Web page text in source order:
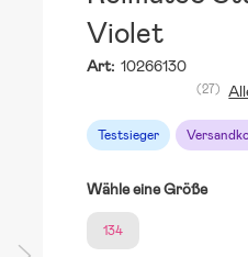
Violet
Art: 10266130
Testsieger
(27)
Wähle eine Größe
134